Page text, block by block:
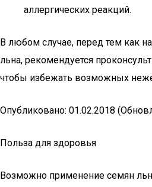
аллергических реакций.
В любом случае, перед тем как
льна, рекомендуется
чтобы избежать возможных
Опубликовано: 01.02.2018
Польза для здоровья
Возможно применение семян